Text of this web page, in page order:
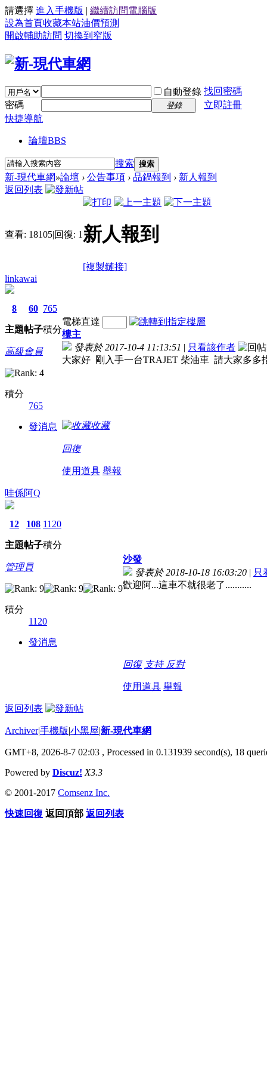
請選擇 進入手機版 | 繼續訪問電腦版
設為首頁收藏本站油價預測
開啟輔助訪問 切換到窄版
自動登錄 找回密碼
密碼
登錄
立即註冊
快捷導航
論壇BBS
搜索 搜索
新-現代車網»論壇 › 公告事項 › 品鍋報到 › 新人報到
返回列表
查看: 18105|回復: 1 新人報到
[複製鏈接]
linkawai
8
主題
60
帖子
765
積分
高級會員
積分
765
發消息
電梯直達
樓主
發表於 2017-10-4 11:13:51 | 只看該作者
大家好 剛入手一台TRAJET 柴油車 請大家多多
收藏
回復
使用道具 舉報
哇係阿Q
12
主題
108
帖子
1120
積分
管理員
積分
1120
發消息
沙發
發表於 2018-10-18 16:03:20 | 只
歡迎阿...這車不就很老了...........
回復 支持 反對
使用道具 舉報
返回列表
Archiver|手機版|小黑屋|新-現代車網
GMT+8, 2026-8-7 02:03 , Processed in 0.131939 second(s), 18
Powered by Discuz! X3.3
© 2001-2017 Comsenz Inc.
快速回復 返回頂部 返回列表